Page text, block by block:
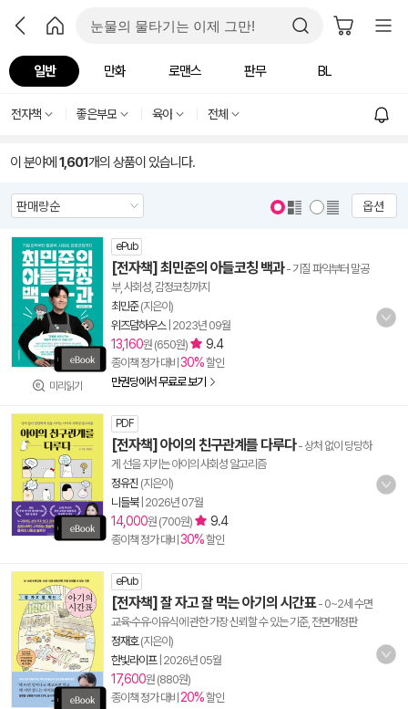
일반 만화 로맨스 판무 BL
전자책 좋은부모 육아 전체
이 분야에 1,601개의 상품이 있습니다.
옵션
미리읽기
ePub
[전자책] 최민준의 아들코칭 백과- 기질 파악부터 말공
부, 사회성, 감정코칭까지
최민준(지은이)
위즈덤하우스| 2023년 09월
13,160원 (650원) 9.4
종이책 정가 대비 30%할인
만권당에서 무료로 보기
PDF
[전자책] 아이의 친구관계를 다루다- 상처 없이 당당하
게 선을 지키는 아이의 사회성 알고리즘
정유진 (지은이)
니들북| 2026년 07월
14,000원 (700원) 9.4
종이책 정가 대비 30%할인
ePub
[전자책] 잘 자고 잘 먹는 아기의 시간표- 0~2세 수면
교육·수유·이유식에 관한 가장 신뢰할 수 있는 기준, 전면개정판
정재호(지은이)
한빛라이프| 2026년 05월
17,600원 (880원)
종이책 정가 대비 20%할인